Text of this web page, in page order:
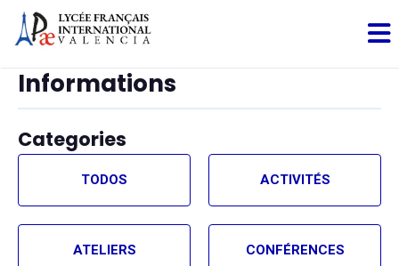
Informations
Categories
TODOS ACTIVITÉS
ATELIERS CONFÉRENCES